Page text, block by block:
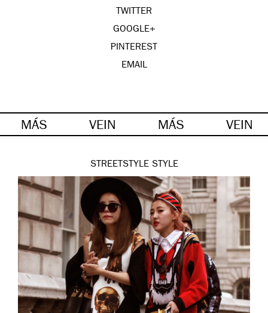
TWITTER
GOOGLE+
PINTEREST
EMAIL
MÁS VEIN MÁS VEIN
STREETSTYLE STYLE